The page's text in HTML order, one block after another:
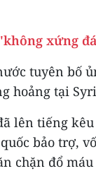
xứng
tuyên bố
hoảng tại
lên tiếng
bảo trợ,
chặn đổ